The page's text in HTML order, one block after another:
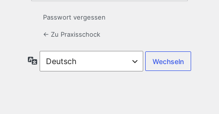
Passwort vergessen
← Zu Praxisschock
Sprache